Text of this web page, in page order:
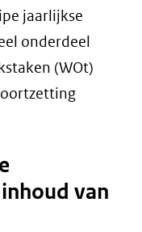
jaarlijkse
onderdeel
(WOt)
van